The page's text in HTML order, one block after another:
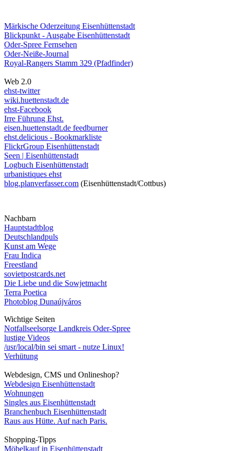
Märkische Oderzeitung Eisenhüttenstadt
Blickpunkt - Ausgabe Eisenhüttenstadt
Oder-Spree Fernsehen
Oder-Neiße-Journal
Royal-Rangers Stamm 329 (Pfadfinder)
Web 2.0
ehst-twitter
wiki.huettenstadt.de
ehst-Facebook
Irre Führung Ehst.
eisen.huettenstadt.de feedburner
ehst.delicious - Bookmarkliste
FlickrGroup Eisenhüttenstadt
Seen | Eisenhüttenstadt
Logbuch Eisenhüttenstadt
urbanistiques ehst
blog.planverfasser.com (Eisenhüttenstadt/Cottbus)
Nachbarn
Hauptstadtblog
Deutschlandpuls
Kunst am Wege
Frau Indica
Freestland
sovietpostcards.net
Die Liebe und die Sowjetmacht
Terra Poetica
Photoblog Dunaújváros
Wichtige Seiten
Notfallseelsorge Landkreis Oder-Spree
lustige Videos
/usr/local/bin sei smart - nutze Linux!
Verhütung
Webdesign, CMS und Onlineshop?
Webdesign Eisenhüttenstadt
Wohnungen
Singles aus Eisenhüttenstadt
Branchenbuch Eisenhüttenstadt
Raus aus Hütte. Auf nach Paris.
Shopping-Tipps
Möbelkauf in Eisenhüttenstadt